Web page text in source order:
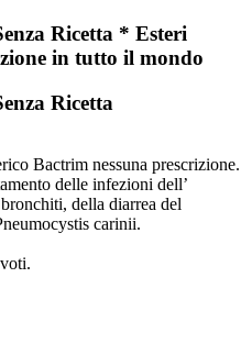
Ricetta * Esteri
in tutto il mondo
Ricetta
Bactrim nessuna prescrizione.
delle infezioni dell’
della diarrea del
carinii.
voti.